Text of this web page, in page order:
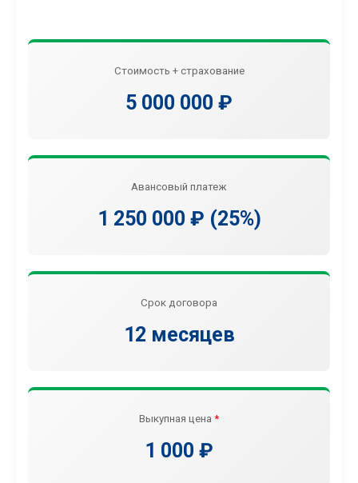
Стоимость + страхование
5 000 000 ₽
Авансовый платеж
1 250 000 ₽ (25%)
Срок договора
12 месяцев
Выкупная цена *
1 000 ₽